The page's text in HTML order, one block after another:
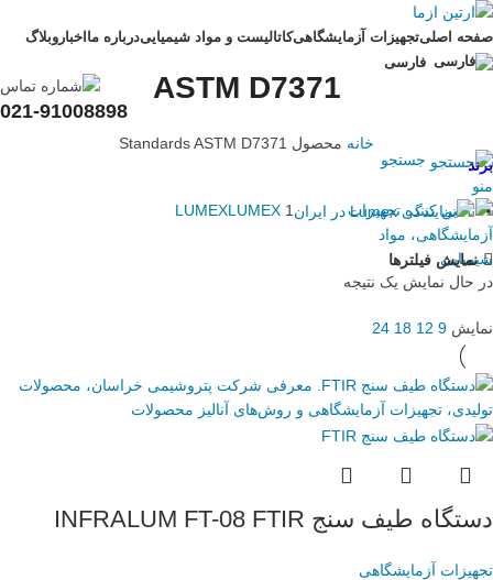
صفحه اصلیتجهیزات آزمایشگاهیکاتالیست و مواد شیمیاییدرباره ما اخبار وبلاگ
فارسی
021-91008898
جستجو
منو
ASTM D7371
خانه محصول Standards ASTM D7371
برند
LUMEXLUMEX 1
نمایش فیلترها
در حال نمایش یک نتیجه
نمایش 9
12
18
24
دستگاه طیف سنج INFRALUM FT-08 FTIR
تجهیزات آزمایشگاهی